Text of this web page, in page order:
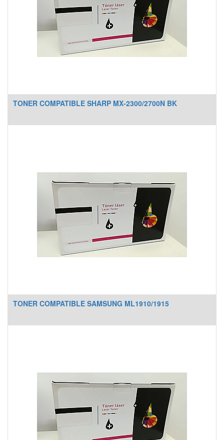
TONER COMPATIBLE SHARP MX-2300/2700N BK
TONER COMPATIBLE SAMSUNG ML1910/1915